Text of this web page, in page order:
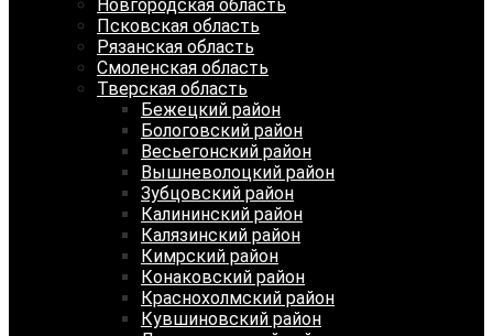
Новгородская область
Псковская область
Рязанская область
Смоленская область
Тверская область
Бежецкий район
Бологовский район
Весьегонский район
Вышневолоцкий район
Зубцовский район
Калининский район
Калязинский район
Кимрский район
Конаковский район
Краснохолмский район
Кувшиновский район